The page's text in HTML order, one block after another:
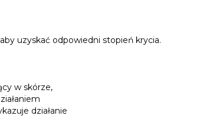
uzyskać odpowiedni stopień krycia.
w skórze,
działanie